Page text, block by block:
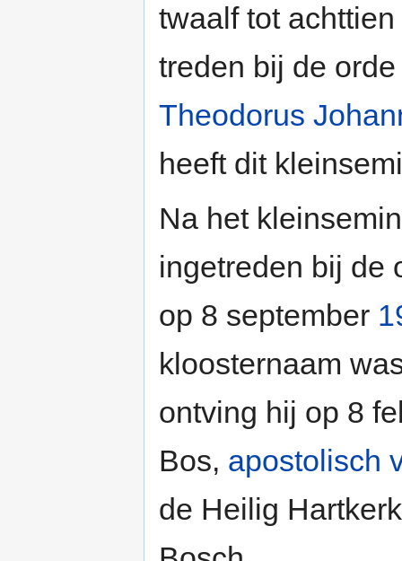
twaalf tot
treden bij de
Theodorus
heeft dit
Na het
ingetreden bij de
op 8 september
kloosternaam
ontving hij op 8
Bos, apostolisch
de Heilig